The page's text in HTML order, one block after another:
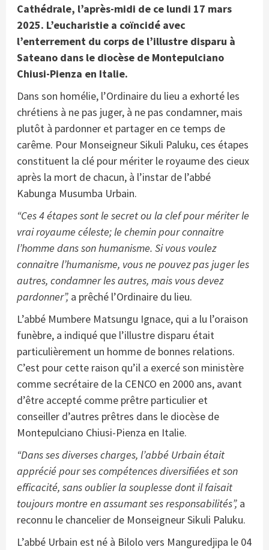
Cathédrale, l’après-midi de ce lundi 17 mars
2025. L’eucharistie a coïncidé avec
l’enterrement du corps de l’illustre disparu à
Sateano dans le diocèse de Montepulciano
Chiusi-Pienza en Italie.
Dans son homélie, l’Ordinaire du lieu a exhorté les
chrétiens à ne pas juger, à ne pas condamner, mais
plutôt à pardonner et partager en ce temps de
carême. Pour Monseigneur Sikuli Paluku, ces étapes
constituent la clé pour mériter le royaume des cieux
après la mort de chacun, à l’instar de l’abbé
Kabunga Musumba Urbain.
“Ces 4 étapes sont le secret ou la clef pour mériter le
vrai royaume céleste; le chemin pour connaitre
l’homme dans son humanisme. Si vous voulez
connaitre l’humanisme, vous ne pouvez pas juger les
autres, condamner les autres, mais vous devez
pardonner”, a prêché l’Ordinaire du lieu.
L’abbé Mumbere Matsungu Ignace, qui a lu l’oraison
funèbre, a indiqué que l’illustre disparu était
particulièrement un homme de bonnes relations.
C’est pour cette raison qu’il a exercé son ministère
comme secrétaire de la CENCO en 2000 ans, avant
d’être accepté comme prêtre particulier et
conseiller d’autres prêtres dans le diocèse de
Montepulciano Chiusi-Pienza en Italie.
“Dans ses diverses charges, l’abbé Urbain était
apprécié pour ses compétences diversifiées et son
efficacité, sans oublier la souplesse dont il faisait
toujours montre en assumant ses responsabilités”, a
reconnu le chancelier de Monseigneur Sikuli Paluku.
L’abbé Urbain est né à Bilolo vers Manguredjipa le 04